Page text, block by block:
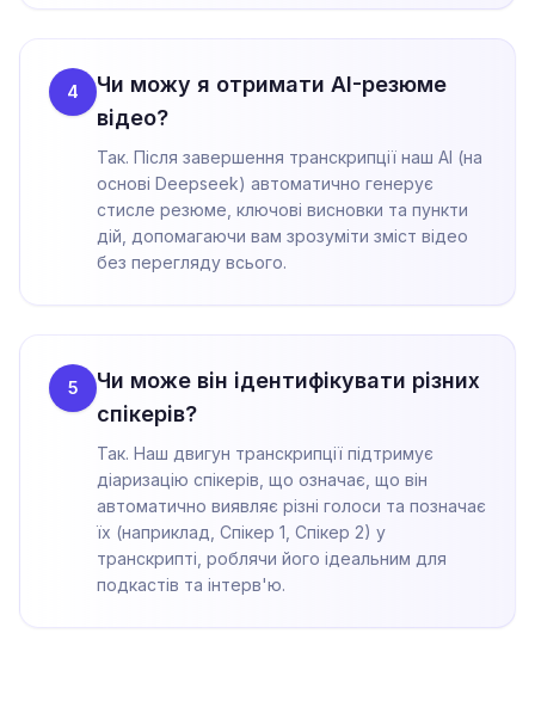
4
Чи можу я отримати AI-резюме
відео?
Так. Після завершення транскрипції наш AI (на
основі Deepseek) автоматично генерує
стисле резюме, ключові висновки та пункти
дій, допомагаючи вам зрозуміти зміст відео
без перегляду всього.
5
Чи може він ідентифікувати різних
спікерів?
Так. Наш двигун транскрипції підтримує
діаризацію спікерів, що означає, що він
автоматично виявляє різні голоси та позначає
їх (наприклад, Спікер 1, Спікер 2) у
транскрипті, роблячи його ідеальним для
подкастів та інтерв'ю.